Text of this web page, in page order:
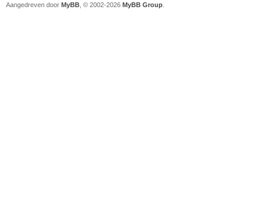
Aangedreven door MyBB , © 2002-2026 MyBB Group